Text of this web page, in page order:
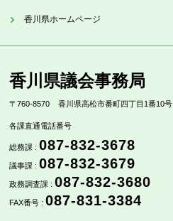
香川県ホームページ
香川県議会事務局
〒760-8570 香川県高松市番町四丁目1番10号
各課直通電話番号
総務課 : 087-832-3678
議事課 : 087-832-3679
政務調査課 : 087-832-3680
FAX番号 : 087-831-3384